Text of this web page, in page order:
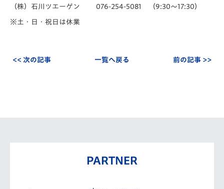
（株）石川ツエーゲン 076-254-5081 （9:30～17:30）
※土・日・祝日は休業
<< 次の記事 一覧へ戻る 前の記事 >>
PARTNER